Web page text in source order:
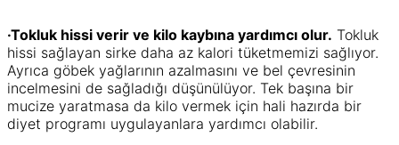
·Tokluk hissi verir ve kilo kaybına yardımcı olur. Tokluk
hissi sağlayan sirke daha az kalori tüketmemizi sağlıyor.
Ayrıca göbek yağlarının azalmasını ve bel çevresinin
incelmesini de sağladığı düşünülüyor. Tek başına bir
mucize yaratmasa da kilo vermek için hali hazırda bir
diyet programı uygulayanlara yardımcı olabilir.